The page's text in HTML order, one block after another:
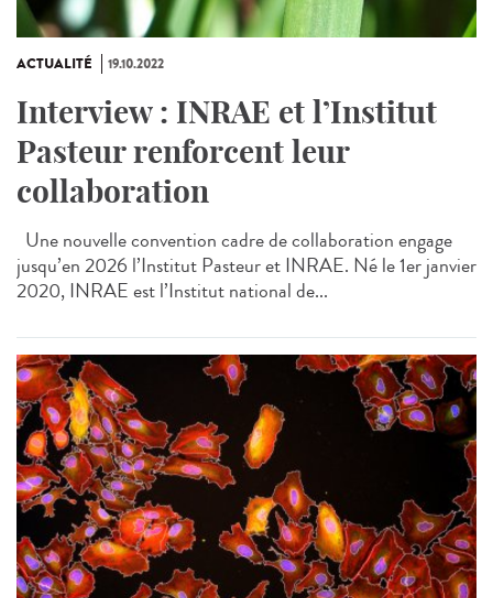
ACTUALITÉ 19.10.2022
Interview : INRAE et l’Institut
Pasteur renforcent leur
collaboration
Une nouvelle convention cadre de collaboration engage
jusqu’en 2026 l’Institut Pasteur et INRAE. Né le 1er janvier
2020, INRAE est l’Institut national de...